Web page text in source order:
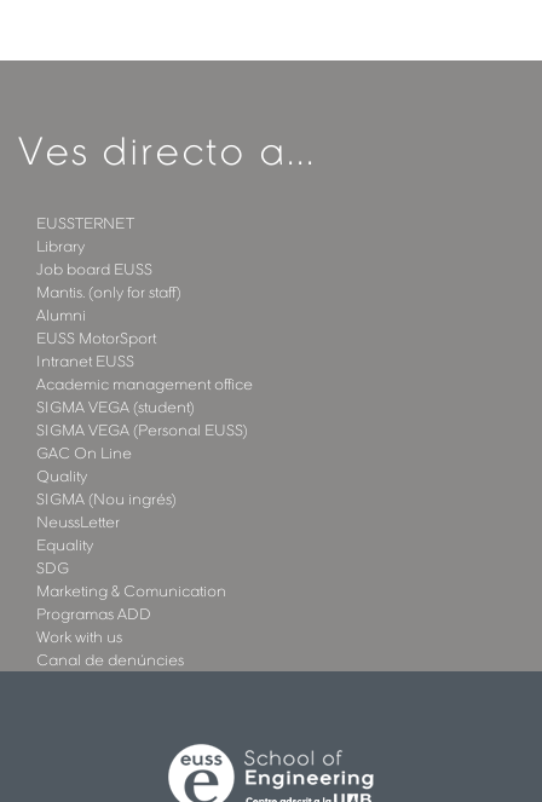
Ves directo a...
EUSSTERNET
Library
Job board EUSS
Mantis. (only for staff)
Alumni
EUSS MotorSport
Intranet EUSS
Academic management office
SIGMA VEGA (student)
SIGMA VEGA (Personal EUSS)
GAC On Line
Quality
SIGMA (Nou ingrés)
NeussLetter
Equality
SDG
Marketing & Comunication
Programas ADD
Work with us
Canal de denúncies